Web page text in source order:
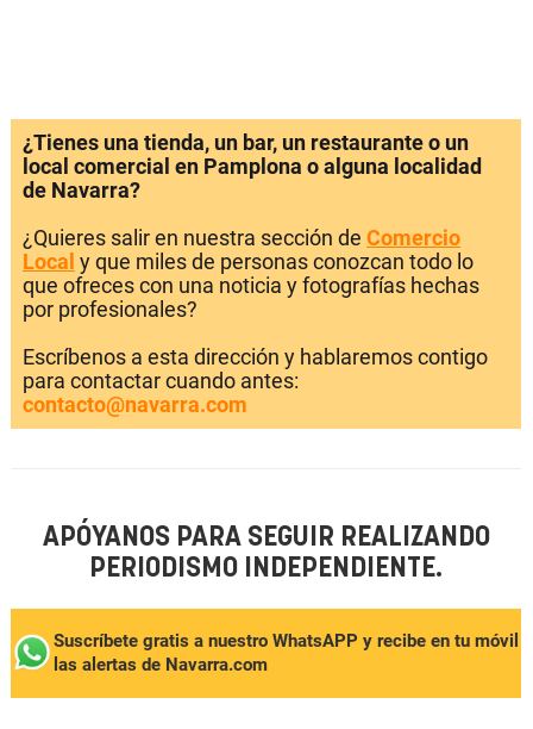
¿Tienes una tienda, un bar, un restaurante o un
local comercial en Pamplona o alguna localidad
de Navarra?
¿Quieres salir en nuestra sección de Comercio
Local y que miles de personas conozcan todo lo
que ofreces con una noticia y fotografías hechas
por profesionales?
Escríbenos a esta dirección y hablaremos contigo
para contactar cuando antes:
contacto@navarra.com
APÓYANOS PARA SEGUIR REALIZANDO
PERIODISMO INDEPENDIENTE.
Suscríbete gratis a nuestro WhatsAPP y recibe en tu móvil
las alertas de Navarra.com